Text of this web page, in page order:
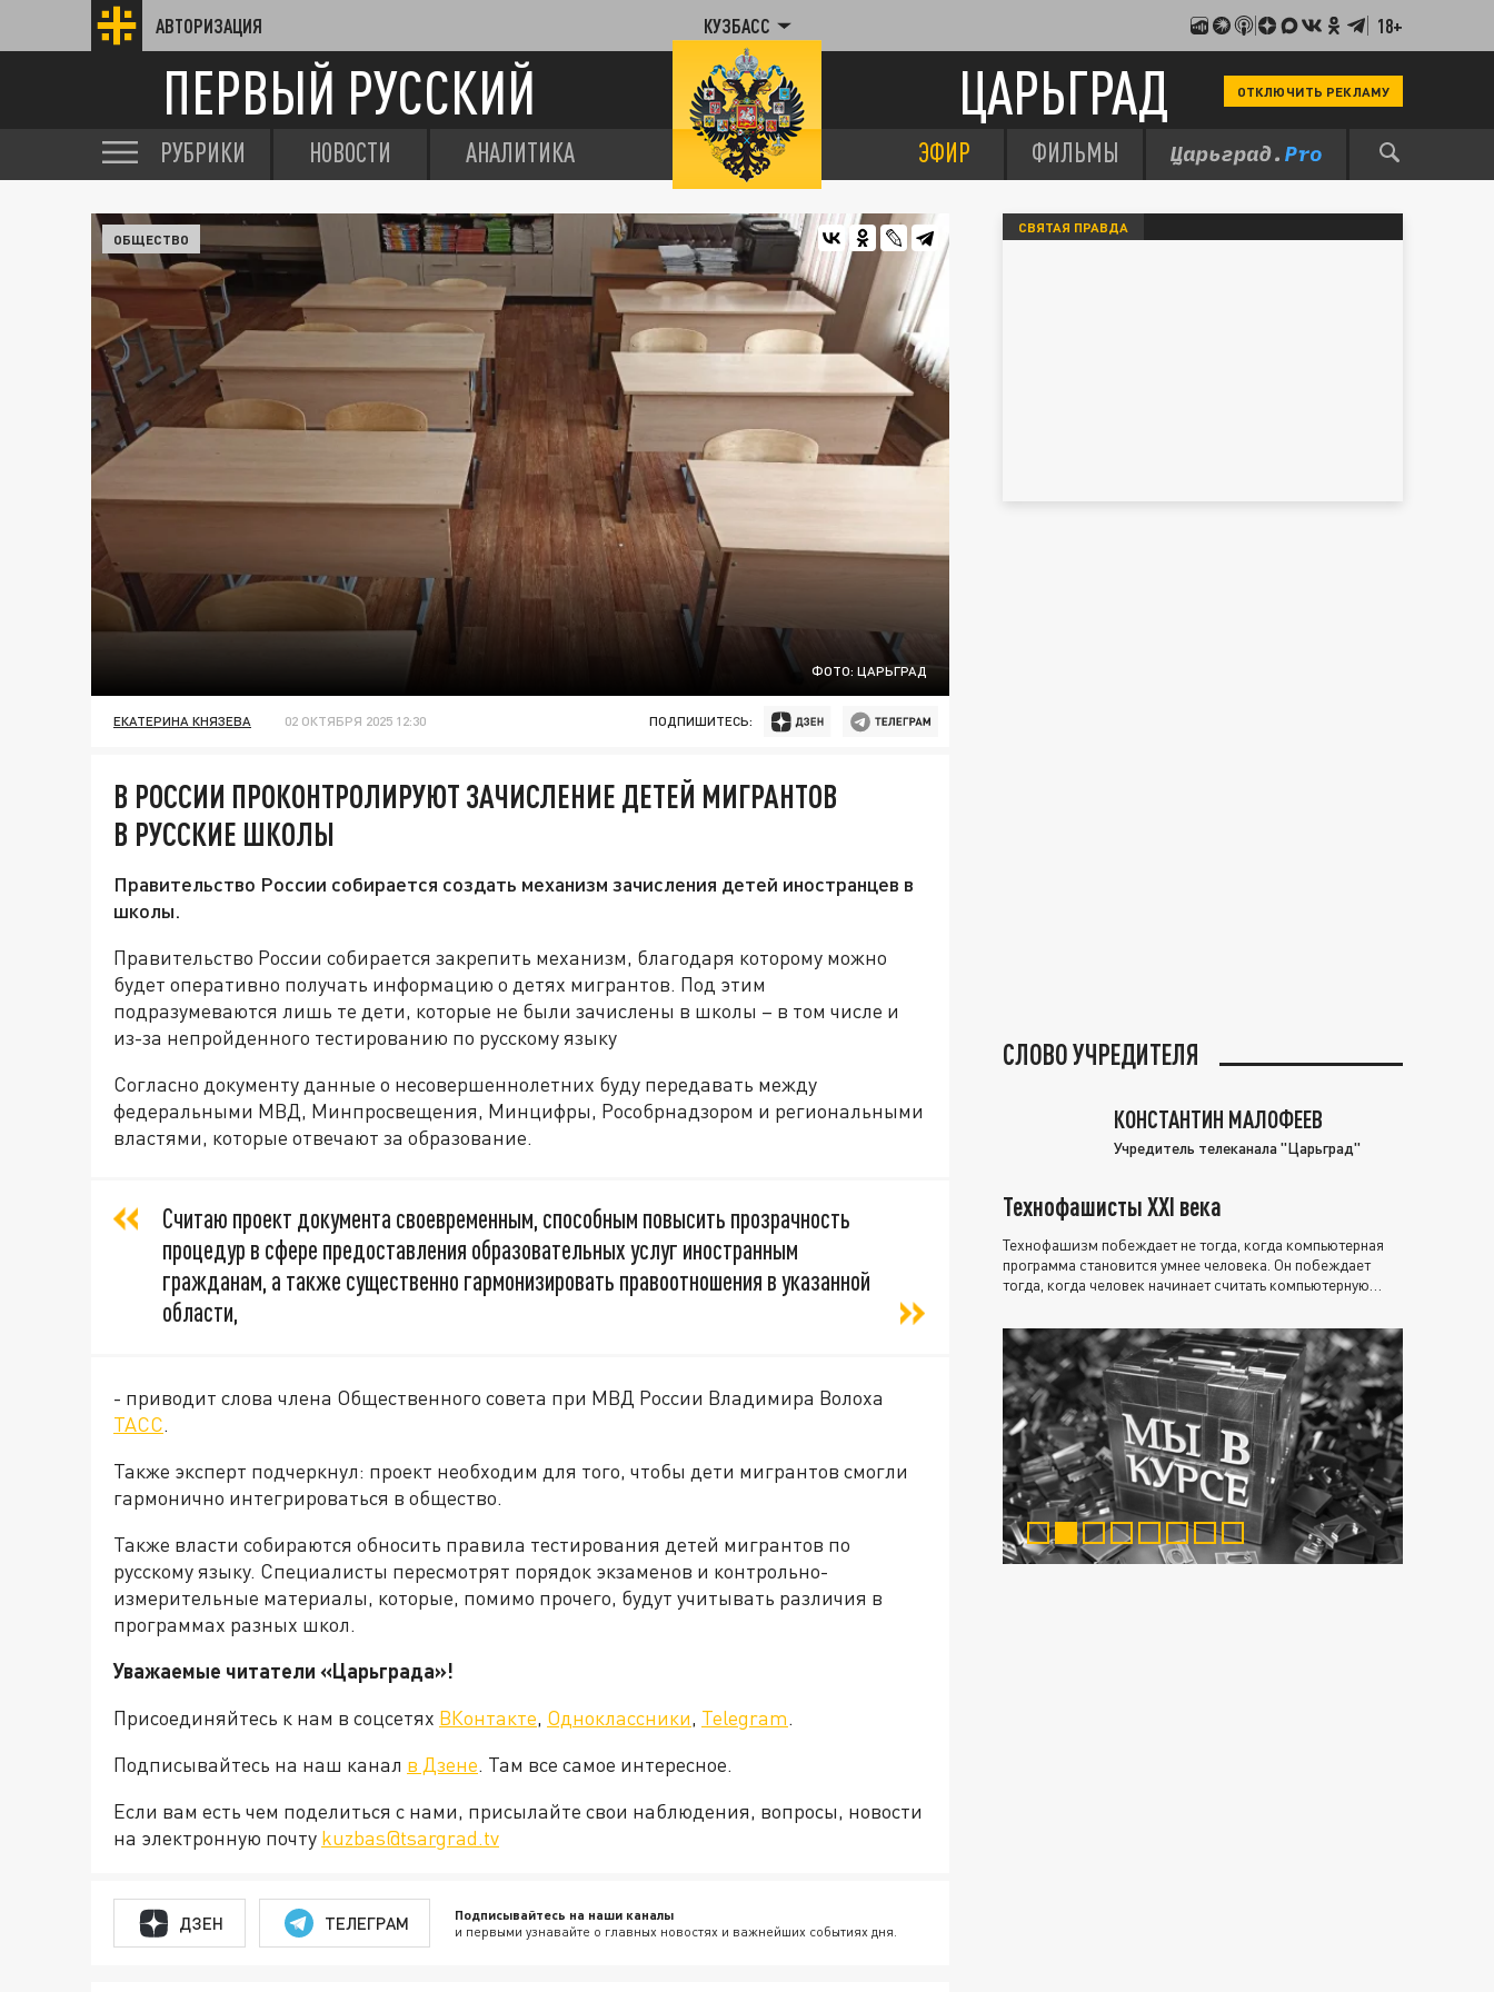
АВТОРИЗАЦИЯ КУЗБАСС 18+
ПЕРВЫЙ РУССКИЙ ЦАРЬГРАД ОТКЛЮЧИТЬ РЕКЛАМУ
РУБРИКИ НОВОСТИ АНАЛИТИКА ЭФИР ФИЛЬМЫ
ФОТО: ЦАРЬГРАД
ОБЩЕСТВО
ЕКАТЕРИНА КНЯЗЕВА 02 ОКТЯБРЯ 2025 12:30 ПОДПИШИТЕСЬ:
В РОССИИ ПРОКОНТРОЛИРУЮТ ЗАЧИСЛЕНИЕ ДЕТЕЙ МИГРАНТОВ
В РУССКИЕ ШКОЛЫ
Правительство России собирается создать механизм зачисления детей иностранцев в
школы.
Правительство России собирается закрепить механизм, благодаря которому можно
будет оперативно получать информацию о детях мигрантов. Под этим
подразумеваются лишь те дети, которые не были зачислены в школы – в том числе и
из-за непройденного тестированию по русскому языку
Согласно документу данные о несовершеннолетних буду передавать между
федеральными МВД, Минпросвещения, Минцифры, Рособрнадзором и региональными
властями, которые отвечают за образование.
Считаю проект документа своевременным, способным повысить прозрачность
процедур в сфере предоставления образовательных услуг иностранным
гражданам, а также существенно гармонизировать правоотношения в указанной
области,
- приводит слова члена Общественного совета при МВД России Владимира Волоха
ТАСС.
Также эксперт подчеркнул: проект необходим для того, чтобы дети мигрантов смогли
гармонично интегрироваться в общество.
Также власти собираются обносить правила тестирования детей мигрантов по
русскому языку. Специалисты пересмотрят порядок экзаменов и контрольно-
измерительные материалы, которые, помимо прочего, будут учитывать различия в
программах разных школ.
Уважаемые читатели «Царьграда»!
Присоединяйтесь к нам в соцсетях ВКонтакте, Одноклассники, Telegram.
Подписывайтесь на наш канал в Дзене. Там все самое интересное.
Если вам есть чем поделиться с нами, присылайте свои наблюдения, вопросы, новости
на электронную почту kuzbas@tsargrad.tv
ДЗЕН ТЕЛЕГРАМ Подписывайтесь на наши каналы
и первыми узнавайте о главных новостях и важнейших событиях дня.
СВЯТАЯ ПРАВДА
СЛОВО УЧРЕДИТЕЛЯ
КОНСТАНТИН МАЛОФЕЕВ
Учредитель телеканала "Царьград"
Технофашисты XXI века
Технофашизм побеждает не тогда, когда компьютерная
программа становится умнее человека. Он побеждает
тогда, когда человек начинает считать компьютерную